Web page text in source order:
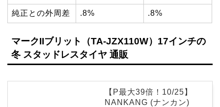
純正との外周差 .8% .8%
マークIIブリット（TA-JZX110W）17インチの
冬 スタッドレスタイヤ 通販
【P最大39倍！10/25】
NANKANG (ナンカン)